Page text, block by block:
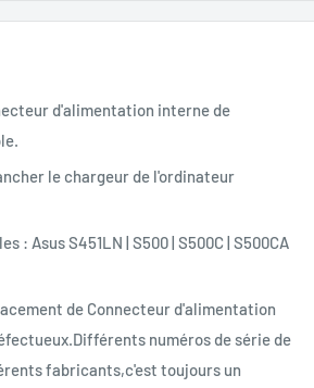
d'alimentation interne de
le chargeur de l'ordinateur
: Asus S451LN | S500 | S500C | S500CA
de Connecteur d'alimentation
numéros de série de
fabricants,c'est toujours un